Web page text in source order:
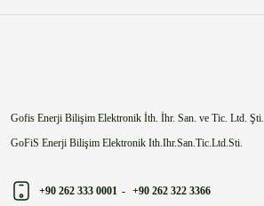
Gofis Enerji Bilişim Elektronik İth. İhr. San. ve Tic. Ltd. Şti.
GoFiS Enerji Bilişim Elektronik Ith.Ihr.San.Tic.Ltd.Sti.
+90 262 333 0001 - +90 262 322 3366